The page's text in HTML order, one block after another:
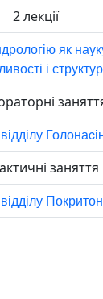
2 лекції
як
і
заняття